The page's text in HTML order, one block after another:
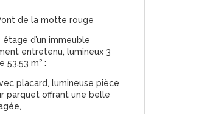
de la motte rouge
étage d’un immeuble
entretenu, lumineux 3
53.53 m² :
placard, lumineuse pièce
parquet offrant une belle